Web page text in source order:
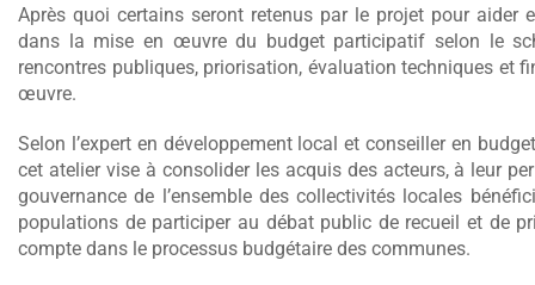
Après quoi certains seront retenus par le projet pour aider
dans la mise en œuvre du budget participatif selon le
rencontres publiques, priorisation, évaluation techniques et
œuvre.
Selon l’expert en développement local et conseiller en
cet atelier vise à consolider les acquis des acteurs, à leur
gouvernance de l’ensemble des collectivités locales
populations de participer au débat public de recueil et de
compte dans le processus budgétaire des communes.